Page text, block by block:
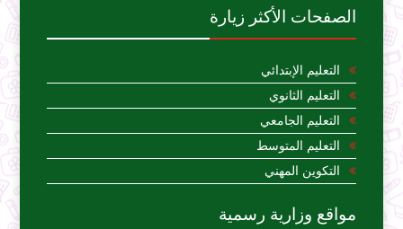
الصفحات الأكثر زيارة
التعليم الإبتدائي
التعليم الثانوي
التعليم الجامعي
التعليم المتوسط
التكوين المهني
مواقع وزارية رسمية